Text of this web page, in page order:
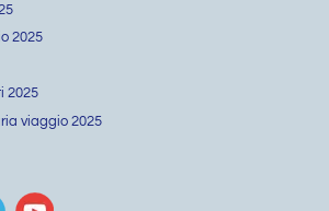
2025
2025
viaggio 2025